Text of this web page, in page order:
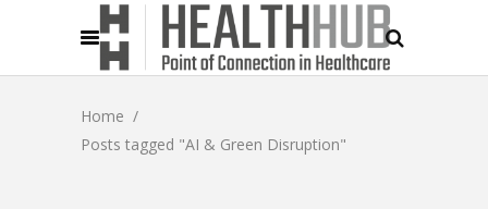
Home /
Posts tagged "AI & Green Disruption"